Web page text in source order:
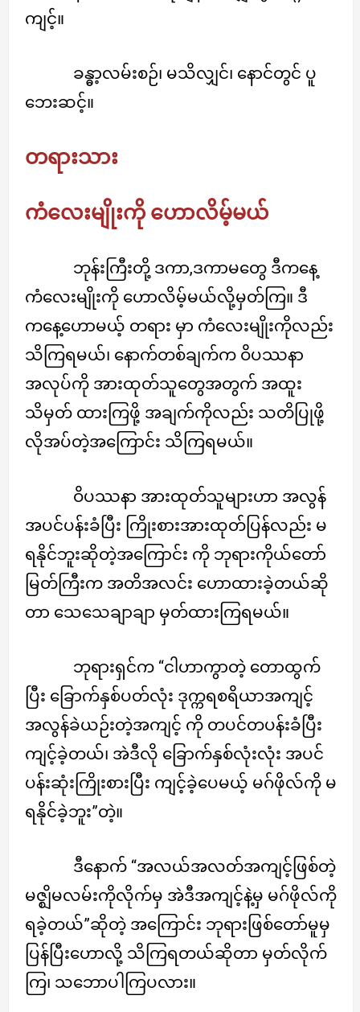
ကျင့်။
ခန္ဓာ့လမ်းစဉ်၊ မသိလျှင်၊ နောင်တွင် ပူ
ဘေးဆင့်။
တရားသား
ကံလေးမျိုးကို ဟောလိမ့်မယ်
ဘုန်းကြီးတို့ ဒကာ,ဒကာမတွေ ဒီကနေ့
ကံလေးမျိုးကို ဟောလိမ့်မယ်လို့မှတ်ကြ။ ဒီ
ကနေ့ဟောမယ့် တရား မှာ ကံလေးမျိုးကိုလည်း
သိကြရမယ်၊ နောက်တစ်ချက်က ဝိပဿနာ
အလုပ်ကို အားထုတ်သူတွေအတွက် အထူး
သိမှတ် ထားကြဖို့ အချက်ကိုလည်း သတိပြုဖို့
လိုအပ်တဲ့အကြောင်း သိကြရမယ်။
ဝိပဿနာ အားထုတ်သူများဟာ အလွန်
အပင်ပန်းခံပြီး ကြိုးစားအားထုတ်ပြန်လည်း မ
ရနိုင်ဘူးဆိုတဲ့အကြောင်း ကို ဘုရားကိုယ်တော်
မြတ်ကြီးက အတိအလင်း ဟောထားခဲ့တယ်ဆို
တာ သေသေချာချာ မှတ်ထားကြရမယ်။
ဘုရားရှင်က “ငါဟာကွာတဲ့ တောထွက်
ပြီး ခြောက်နှစ်ပတ်လုံး ဒုက္ကရစရိယာအကျင့်
အလွန်ခဲယဉ်းတဲ့အကျင့် ကို တပင်တပန်းခံပြီး
ကျင့်ခဲ့တယ်၊ အဲဒီလို ခြောက်နှစ်လုံးလုံး အပင်
ပန်းဆုံးကြိုးစားပြီး ကျင့်ခဲ့ပေမယ့် မဂ်ဖိုလ်ကို မ
ရနိုင်ခဲ့ဘူး”တဲ့။
ဒီနောက် “အလယ်အလတ်အကျင့်ဖြစ်တဲ့
မဇ္ဈိမလမ်းကိုလိုက်မှ အဲဒီအကျင့်နဲ့မှ မဂ်ဖိုလ်ကို
ရခဲ့တယ်”ဆိုတဲ့ အကြောင်း ဘုရားဖြစ်တော်မူမှ
ပြန်ပြီးဟောလို့ သိကြရတယ်ဆိုတာ မှတ်လိုက်
ကြ၊ သဘောပါကြပလား။